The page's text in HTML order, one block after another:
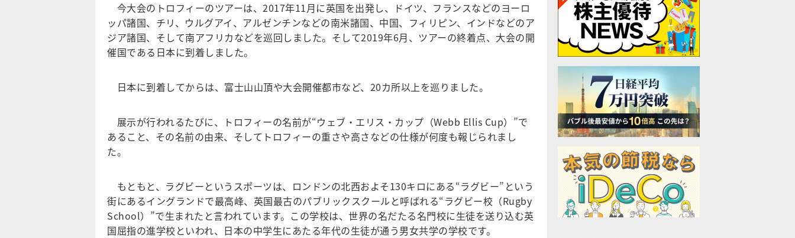
今大会のトロフィーのツアーは、2017年11月に英国を出発し、ドイツ、フランスなどのヨーロ
ッパ諸国、チリ、ウルグアイ、アルゼンチンなどの南米諸国、中国、フィリピン、インドなどのア
ジア諸国、そして南アフリカなどを巡回しました。そして2019年6月、ツアーの終着点、大会の開
催国である日本に到着しました。
日本に到着してからは、富士山山頂や大会開催都市など、20カ所以上を巡りました。
展示が行われるたびに、トロフィーの名前が“ウェブ・エリス・カップ（Webb Ellis Cup）”で
あること、その名前の由来、そしてトロフィーの重さや高さなどの仕様が何度も報じられまし
た。
もともと、ラグビーというスポーツは、ロンドンの北西およそ130キロにある“ラグビー”という
街にあるイングランドで最高峰、英国最古のパブリックスクールと呼ばれる“ラグビー校（Rugby
School）”で生まれたと言われています。この学校は、世界の名だたる名門校に生徒を送り込む英
国屈指の進学校といわれ、日本の中学生にあたる年代の生徒が通う男女共学の学校です。